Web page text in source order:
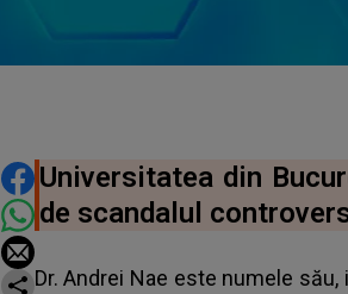
DISTRIBUIE ARTICOLUL
Universitatea din
de scandalul
Dr. Andrei Nae este numele